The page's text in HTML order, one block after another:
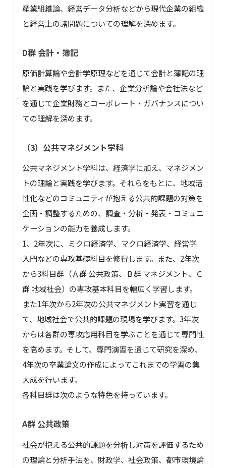
産業組織論、経営データ分析などから現代企業の組織
と経営上の諸問題についての理解を深めます。
D群 会計・簿記
原価計算論や会計学原理などを通じて会計と簿記の理
論と実践を学びます。また、企業分析論や会社法など
を通じて企業財務とコーポレート・ガバナンスについ
ての理解を深めます。
（3）公共マネジメント学科
公共マネジメント学科は、経済学に加え、マネジメン
トの理論と実践を学びます。それらをもとに、地域活
性化などのコミュニティが抱える公共的課題の対策を
企画・調整するための、調査・分析・発表・コミュニ
ケーションの能力を養成します。
1、2年次に、ミクロ経済学、マクロ経済学、経営学
入門などの専攻基礎科目を修得します。また、2年次
から3科目群（Ａ群 公共政策、Ｂ群 マネジメント、Ｃ
群 地域社会）の専攻基本科目を幅広く学習します。
また1年次から2年次の公共マネジメント実習を通じ
て、地域社会で公共的課題の現場を学びます。3年次
からは各群の専攻応用科目を学ぶことを通じて専門性
を高めます。そして、専門演習を通じて研究を深め、
4年次の卒業論文の作成によってこれまでの学習の集
大成を行います。
各科目群は次のような特色を持っています。
A群 公共政策
社会が抱える公共的課題を分析し対策を評価するため
の理論と分析手法を、財政学、社会政策、都市環境論